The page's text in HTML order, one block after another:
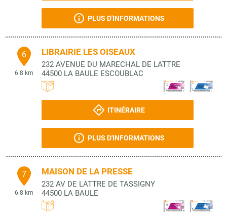
PLUS D'INFORMATIONS
6
6.8 km
LIBRAIRIE LES OISEAUX
232 AVENUE DU MARECHAL DE LATTRE
44500 LA BAULE ESCOUBLAC
ITINÉRAIRE
PLUS D'INFORMATIONS
7
6.8 km
MAISON DE LA PRESSE
232 AV DE LATTRE DE TASSIGNY
44500 LA BAULE